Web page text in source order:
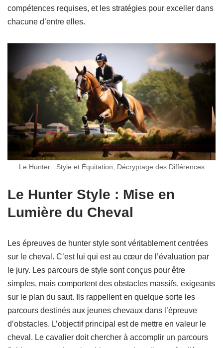
compétences requises, et les stratégies pour exceller dans
chacune d’entre elles.
Le Hunter : Style et Équitation, Décryptage des Différences
Le Hunter Style : Mise en
Lumière du Cheval
Les épreuves de hunter style sont véritablement centrées
sur le cheval. C’est lui qui est au cœur de l’évaluation par
le jury. Les parcours de style sont conçus pour être
simples, mais comportent des obstacles massifs, exigeants
sur le plan du saut. Ils rappellent en quelque sorte les
parcours destinés aux jeunes chevaux dans l’épreuve
d’obstacles. L’objectif principal est de mettre en valeur le
cheval. Le cavalier doit chercher à accomplir un parcours